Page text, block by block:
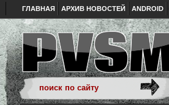
ГЛАВНАЯ АРХИВ НОВОСТЕЙ ANDROID